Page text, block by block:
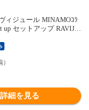
ィジュール MINAMOｺﾗ
up セットアップ RAVIJO
ジャマ ナイトウェア
詳細を見る